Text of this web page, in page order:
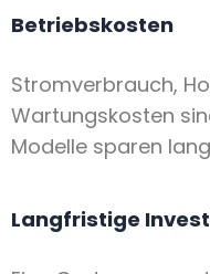
Betriebskosten
Stromverbrauch,
Wartungskosten
Modelle sparen
Langfristige